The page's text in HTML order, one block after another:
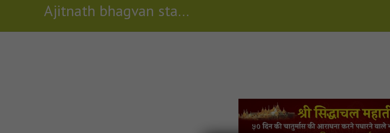
Ajitnath bhagvan stavan comentrymp3